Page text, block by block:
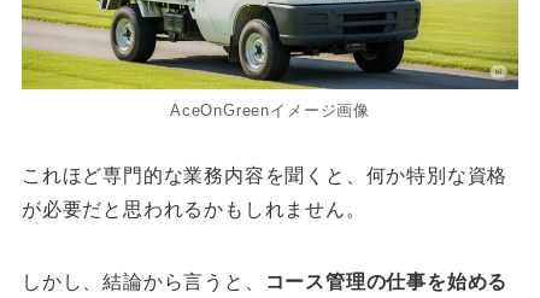
AceOnGreenイメージ画像
これほど専門的な業務内容を聞くと、何か特別な資格
が必要だと思われるかもしれません。
しかし、結論から言うと、
コース管理の仕事を始める